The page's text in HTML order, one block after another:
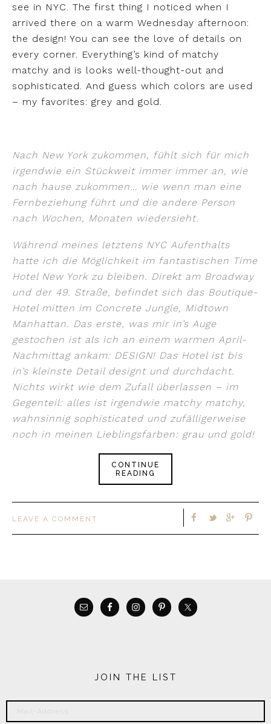
see in NYC. The first thing I noticed when I
arrived there on a warm Wednesday afternoon:
the design! You can see the love of details on
every corner. Everything’s kind of matchy
matchy and is looks well-thought-out and
sophisticated. And guess which colors are used
– my favorites: grey and gold.
Nach New York zukommen, fühlt sich für mich
irgendwie ein Stückweit immer immer an, wie
nach hause zukommen… wie wenn man eine
Fernbeziehung führt und die andere Person
nach Wochen, Monaten wiedersieht.
Während meines letztens NYC Aufenthalts
hatte ich die Möglichkeit im fantastischen Time
Hotel New York zu bleiben. Direkt am Broadway
und der 49. Straße, befindet sich das Boutique-
Hotel mitten im Concrete Jungle, Midtown
Manhattan.
Das erste, was mir in’s Auge
gestochen ist als ich an einem warmen April-
Nachmittag ankam: DESIGN! Das Hotel ist bis
in’s kleinste Detail designt und durchdacht.
Nichts wirkt wie dem Zufall überlassen – im
Gegenteil: alles ist irgendwie matchy matchy,
wahnsinnig sophisticated und zufälligerweise
noch in meinen Lieblingsfarben: grau und gold!
CONTINUE
READING
LEAVE A COMMENT
JOIN THE LIST